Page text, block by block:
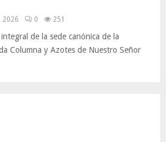
2026 0 251
de la sede canónica de la
Columna y Azotes de Nuestro Señor